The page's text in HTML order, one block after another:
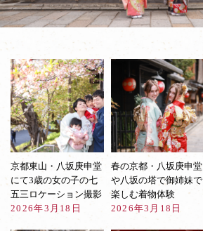
着
物
ー
Page
京都東山・八坂庚申堂
にて3歳の女の子の七
五三ロケーション撮影
2026年3月18日
春の京都・八坂庚申堂
や八坂の塔で御姉妹で
楽しむ着物体験
2026年3月18日